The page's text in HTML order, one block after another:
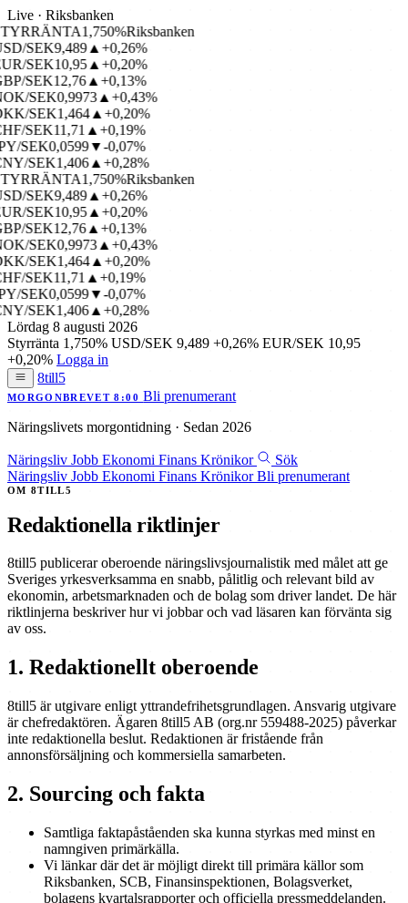
Live · Riksbanken
1,750%Riksbanken
SEK9,489▲+0,26%
SEK10,95▲+0,20%
SEK12,76▲+0,13%
SEK0,9973▲+0,43%
SEK1,464▲+0,20%
SEK11,71 ▲+0,19%
SEK0,0599▼-0,07%
SEK1,406▲+0,28%
1,750%Riksbanken
SEK9,489▲+0,26%
SEK10,95▲+0,20%
SEK12,76▲+0,13%
SEK0,9973▲+0,43%
SEK1,464▲+0,20%
SEK11,71 ▲+0,19%
SEK0,0599▼-0,07%
SEK1,406▲+0,28%
Lördag 8 augusti 2026
Styrränta 1,750% USD/SEK 9,489 +0,26% EUR/SEK 10,95
+0,20% Logga in
8till5
MORGONBREVET 8:00 Bli prenumerant
Näringslivets morgontidning · Sedan 2026
Näringsliv Jobb Ekonomi Finans Krönikor
Sök
Näringsliv Jobb Ekonomi Finans KrönikorBli prenumerant
OM 8TILL5
Redaktionella riktlinjer
8till5 publicerar oberoende näringslivsjournalistik med målet att ge
Sveriges yrkesverksamma en snabb, pålitlig och relevant bild av
ekonomin, arbetsmarknaden och de bolag som driver landet. De här
riktlinjerna beskriver hur vi jobbar och vad läsaren kan förvänta sig
av oss.
1. Redaktionellt oberoende
8till5 är utgivare enligt yttrandefrihetsgrundlagen. Ansvarig utgivare
är chefredaktören. Ägaren 8till5 AB (org.nr 559488-2025) påverkar
inte redaktionella beslut. Redaktionen är fristående från
annonsförsäljning och kommersiella samarbeten.
2. Sourcing och fakta
Samtliga faktapåståenden ska kunna styrkas med minst en
namngiven primärkälla.
Vi länkar där det är möjligt direkt till primära källor som
Riksbanken, SCB, Finansinspektionen, Bolagsverket,
bolagens kvartalsrapporter och officiella pressmeddelanden.